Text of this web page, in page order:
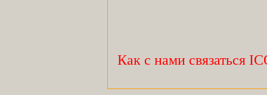
Как с нами связаться